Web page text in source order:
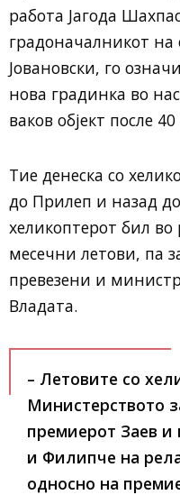
работа Јагода
градоначалникот на
Јовановски, го
нова градинка во
ваков објект после
Тие денеска со
до Прилеп и назад
хеликоптерот бил
месечни летови, па
превезени и
Владата.
– Летовите со
Министерството
премиeрот Заев
и Филипче на
односно на